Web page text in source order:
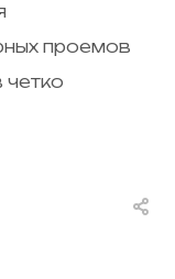
проемов
четко